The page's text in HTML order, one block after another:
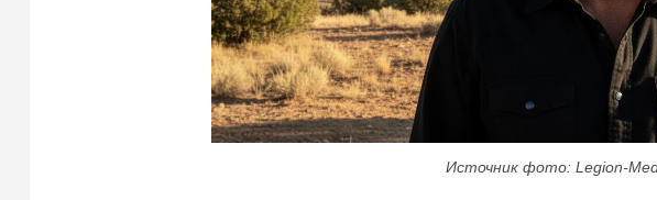
Источник фото: Legion-